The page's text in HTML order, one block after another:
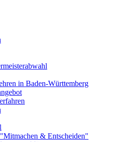
in Baden-Württemberg
& Entscheiden"